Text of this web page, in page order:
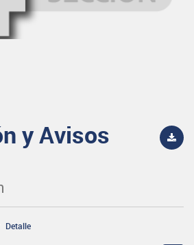
y Avisos
Detalle